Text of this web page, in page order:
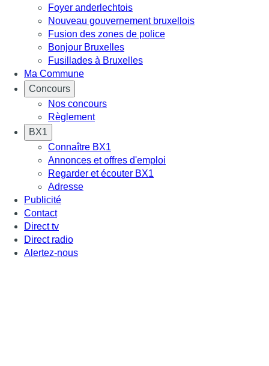
Foyer anderlechtois
Nouveau gouvernement bruxellois
Fusion des zones de police
Bonjour Bruxelles
Fusillades à Bruxelles
Ma Commune
Concours
Nos concours
Règlement
BX1
Connaître BX1
Annonces et offres d'emploi
Regarder et écouter BX1
Adresse
Publicité
Contact
Direct tv
Direct radio
Alertez-nous